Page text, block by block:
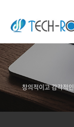
창의적이고 감각적